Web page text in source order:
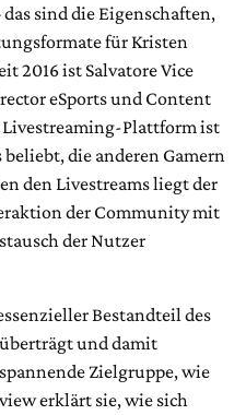
sind die Eigenschaften,
für Kristen
2016 ist Salvatore Vice
eSports und Content
Livestreaming-Plattform ist
die anderen Gamern
den Livestreams liegt der
der Community mit
der Nutzer
Bestandteil des
und damit
Zielgruppe, wie
erklärt sie, wie sich